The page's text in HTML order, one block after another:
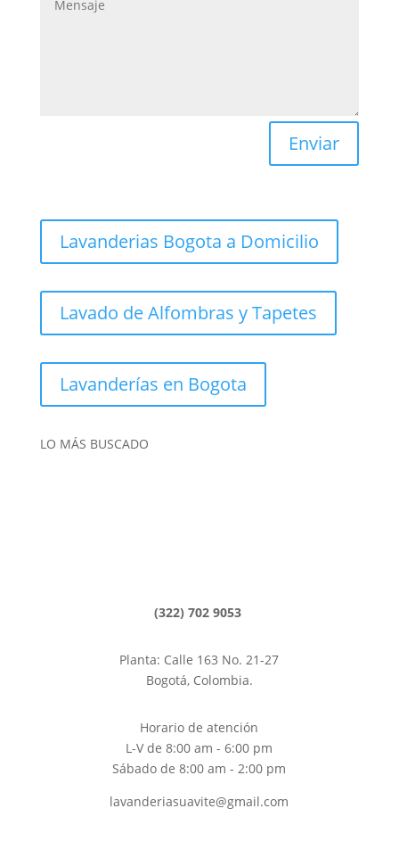
Enviar
Lavanderias Bogota a Domicilio
Lavado de Alfombras y Tapetes
Lavanderías en Bogota
LO MÁS BUSCADO
(322) 702 9053
Planta: Calle 163 No. 21-27
Bogotá, Colombia.
Horario de atención
L-V de 8:00 am - 6:00 pm
Sábado de 8:00 am - 2:00 pm
lavanderiasuavite@gmail.com